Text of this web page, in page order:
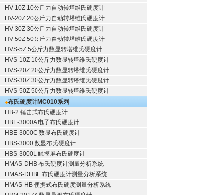
HV-10Z 10公斤力自动转塔维氏硬度计
HV-20Z 20公斤力自动转塔维氏硬度计
HV-30Z 30公斤力自动转塔维氏硬度计
HV-50Z 50公斤力自动转塔维氏硬度计
HVS-5Z 5公斤力数显转塔维氏硬度计
HVS-10Z 10公斤力数显转塔维氏硬度计
HVS-20Z 20公斤力数显转塔维氏硬度计
HVS-30Z 30公斤力数显转塔维氏硬度计
HVS-50Z 50公斤力数显转塔维氏硬度计
布氏硬度计MC010系列
HB-2 锤击式布氏硬度计
HBE-3000A 电子布氏硬度计
HBE-3000C 数显布氏硬度计
HBS-3000 数显布氏硬度计
HBS-3000L 触摸屏布氏硬度计
HMAS-DHB 布氏硬度计测量分析系统
HMAS-DHBL 布氏硬度计测量分析系统
HMAS-HB 便携式布氏硬度测量分析系统